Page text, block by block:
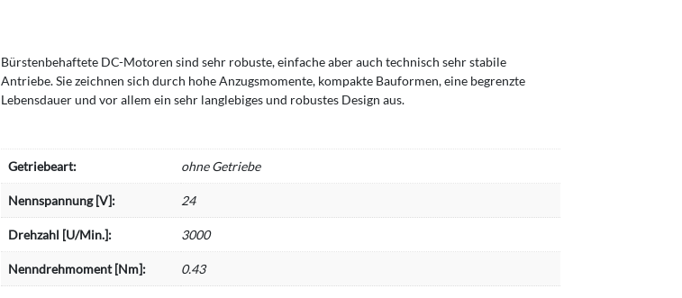
Bürstenbehaftete DC-Motoren sind sehr robuste, einfache aber auch technisch sehr stabile
Antriebe. Sie zeichnen sich durch hohe Anzugsmomente, kompakte Bauformen, eine begrenzte
Lebensdauer und vor allem ein sehr langlebiges und robustes Design aus.
Getriebeart: ohne Getriebe
Nennspannung [V]: 24
Drehzahl [U/Min.]: 3000
Nenndrehmoment [Nm]: 0.43